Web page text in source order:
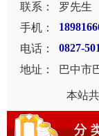
联系：
罗先生
手机：
电话： 0827-
地址：
巴中市
本站